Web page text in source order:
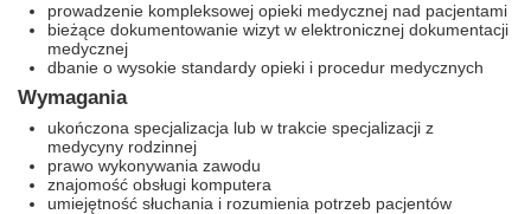
prowadzenie kompleksowej opieki medycznej nad pacjentami
bieżące dokumentowanie wizyt w elektronicznej dokumentacji
medycznej
dbanie o wysokie standardy opieki i procedur medycznych
Wymagania
ukończona specjalizacja lub w trakcie specjalizacji z
medycyny rodzinnej
prawo wykonywania zawodu
znajomość obsługi komputera
umiejętność słuchania i rozumienia potrzeb pacjentów